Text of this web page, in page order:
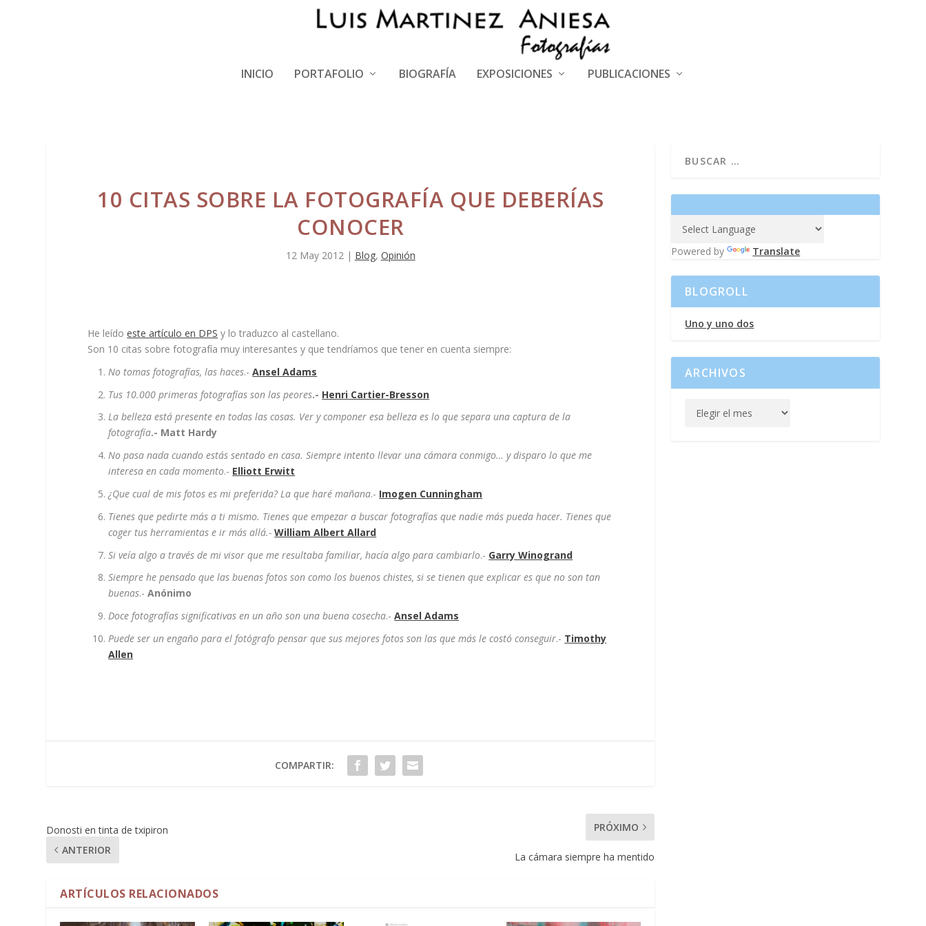
INICIO PORTAFOLIO BIOGRAFÍA EXPOSICIONES PUBLICACIONES
10 CITAS SOBRE LA FOTOGRAFÍA QUE DEBERÍAS
CONOCER
12 May 2012| Blog, Opinión
He leídoeste artículo en DPS y lo traduzco al castellano.
Son 10 citas sobre fotografía muy interesantes y que tendríamos que tener en cuenta siempre:
No tomas fotografías, las haces.-Ansel Adams
Tus 10.000 primeras fotografías son las peores.- Henri Cartier-Bresson
La belleza está presente en todas las cosas. Ver y componer esa belleza es lo que separa una captura de la
fotografía.- Matt Hardy
No pasa nada cuando estás sentado en casa. Siempre intento llevar una cámara conmigo… y disparo lo que me
interesa en cada momento.- Elliott Erwitt
¿Que cual de mis fotos es mi preferida? La que haré mañana.- Imogen Cunningham
Tienes que pedirte más a ti mismo. Tienes que empezar a buscar fotografías que nadie más pueda hacer. Tienes que
coger tus herramientas e ir más allá.- William Albert Allard
Si veía algo a través de mi visor que me resultaba familiar, hacía algo para cambiarlo.- Garry Winogrand
Siempre he pensado que las buenas fotos son como los buenos chistes, si se tienen que explicar es que no son tan
buenas.-Anónimo
Doce fotografías significativas en un año son una buena cosecha.-Ansel Adams
Puede ser un engaño para el fotógrafo pensar que sus mejores fotos son las que más le costó conseguir.- Timothy
Allen
COMPARTIR:
Donosti en tinta de txipiron
ANTERIOR
PRÓXIMO
La cámara siempre ha mentido
ARTÍCULOS RELACIONADOS
Powered by Translate
BLOGROLL
Uno y uno dos
ARCHIVOS